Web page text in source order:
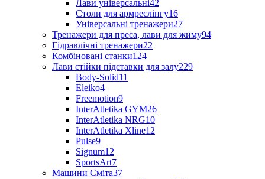
Лави універсальні42
Столи для армреслінгу16
Універсальні тренажери27
Тренажери для преса, лави для жиму94
Гідравлічні тренажери22
Комбіновані станки124
Лави стійки підставки для залу229
Body-Solid11
Eleiko4
Freemotion9
InterAtletika GYM26
InterAtletika NRG10
InterAtletika Xline12
Pulse9
Signum12
SportsArt7
Машини Сміта37